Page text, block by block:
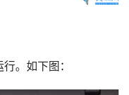
。如下图：